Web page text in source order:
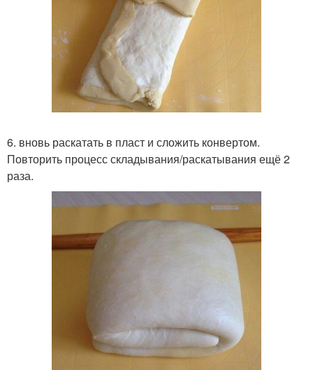
6. вновь раскатать в пласт и сложить конвертом.
Повторить процесс складывания/раскатывания ещё 2
раза.